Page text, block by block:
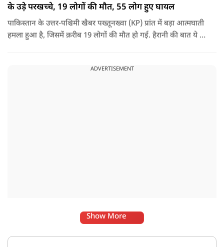
के उड़े परखच्चे, 19 लोगों की मौत, 55 लोग हुए घायल
पाकिस्तान के उत्तर-पश्चिमी खैबर पख्तूनख्वा (KP) प्रांत में बड़ा आत्मघाती
हमला हुआ है, जिसमें क़रीब 19 लोगों की मौत हो गई. हैरानी की बात ये है
ADVERTISEMENT
Show More